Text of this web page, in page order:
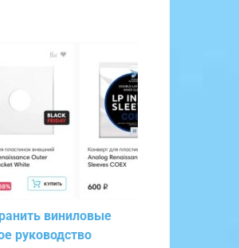
виниловые
руководство